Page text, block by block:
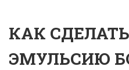
КАК
ЭМУЛЬСИЮ